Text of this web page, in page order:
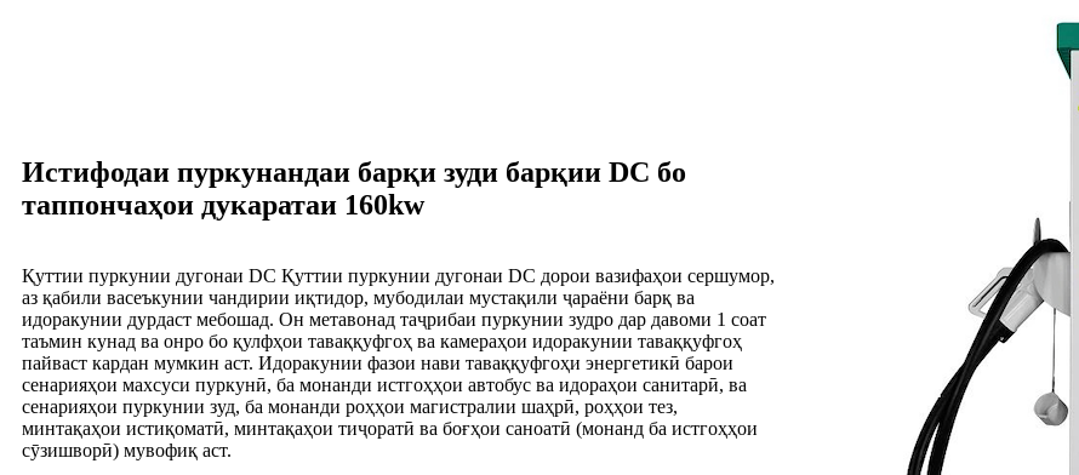
Истифодаи пуркунандаи барқи зуди барқии DC бо
таппончаҳои дукаратаи 160kw
Қуттии пуркунии дугонаи DC Қуттии пуркунии дугонаи DC дорои вазифаҳои сершумор,
аз қабили васеъкунии чандирии иқтидор, мубодилаи мустақили ҷараёни барқ ​​ва
идоракунии дурдаст мебошад. Он метавонад таҷрибаи пуркунии зудро дар давоми 1 соат
таъмин кунад ва онро бо қулфҳои таваққуфгоҳ ва камераҳои идоракунии таваққуфгоҳ
пайваст кардан мумкин аст. Идоракунии фазои нави таваққуфгоҳи энергетикӣ барои
сенарияҳои махсуси пуркунӣ, ба монанди истгоҳҳои автобус ва идораҳои санитарӣ, ва
сенарияҳои пуркунии зуд, ба монанди роҳҳои магистралии шаҳрӣ, роҳҳои тез,
минтақаҳои истиқоматӣ, минтақаҳои тиҷоратӣ ва боғҳои саноатӣ (монанд ба истгоҳҳои
сӯзишворӣ) мувофиқ аст.